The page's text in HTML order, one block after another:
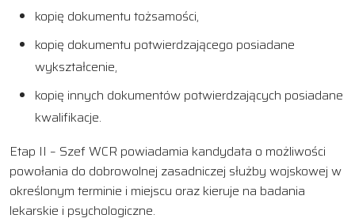
kopię dokumentu tożsamości,
kopię dokumentu potwierdzającego posiadane
wykształcenie,
kopię innych dokumentów potwierdzających posiadane
kwalifikacje.
Etap II – Szef WCR powiadamia kandydata o możliwości
powołania do dobrowolnej zasadniczej służby wojskowej w
określonym terminie i miejscu oraz kieruje na badania
lekarskie i psychologiczne.